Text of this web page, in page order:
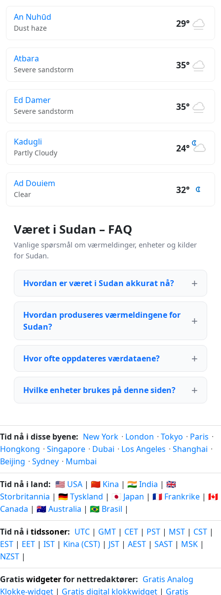
An Nuhūd
Dust haze 29°
Atbara
Severe sandstorm 35°
Ed Damer
Severe sandstorm 35°
Kadugli
Partly Cloudy 24°
Ad Douiem
Clear 32°
Været i Sudan – FAQ
Vanlige spørsmål om værmeldinger, enheter og kilder
for Sudan.
Hvordan er været i Sudan akkurat nå?
Hvordan produseres værmeldingene for
Sudan?
Hvor ofte oppdateres værdataene?
Hvilke enheter brukes på denne siden?
Tid nå i disse byene: New York · London · Tokyo · Paris ·
Hongkong · Singapore · Dubai · Los Angeles · Shanghai ·
Beijing · Sydney · Mumbai
Tid nå i land: 🇺🇸 USA | 🇨🇳 Kina | 🇮🇳 India | 🇬🇧
Storbritannia | 🇩🇪 Tyskland | 🇯🇵 Japan | 🇫🇷 Frankrike | 🇨🇦
Canada | 🇦🇺 Australia | 🇧🇷 Brasil |
Tid nå i tidssoner: UTC | GMT | CET | PST | MST | CST |
EST | EET | IST | Kina (CST) | JST | AEST | SAST | MSK |
NZST |
Gratiswidgeterfor nettredaktører: Gratis Analog
Klokke-widget | Gratis digital klokkwidget | Gratis